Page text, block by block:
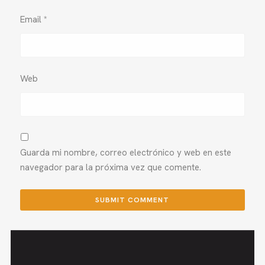
Email*
Web
Guarda mi nombre, correo electrónico y web en este
navegador para la próxima vez que comente.